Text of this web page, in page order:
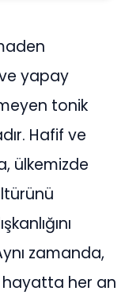
yapay
tonik
Hafif ve
ülkemizde
zamanda,
hayatta her an